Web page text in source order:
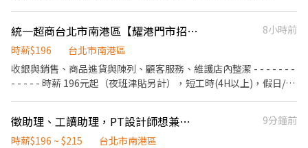
二度就業 3.高中(含)以上學歷
統一超商台北市南港區【耀港門市招募】 離家近&彈性排班、歡迎二度就業/樂齡/兼職
8小時前
時薪$196
台北市南港區
收銀與銷售、商品進貨與陳列、顧客服務、維護店內整潔​ - - - - - - -
- - - - -​ 時薪 196元起（夜班津貼另計），短工時(4H以上)，假日/暑
為主)​ 工作地點：依您鄰近地區媒合​ *學經歷不拘，喜歡與人互動，
樂觀開朗，具有服務熱忱*​ 若對其他地區有意願也歡迎投遞！
徵助理、工讀助理，PT設計師想兼職也歡迎
9分鐘前
時薪$196 ~ $215
台北市南港區